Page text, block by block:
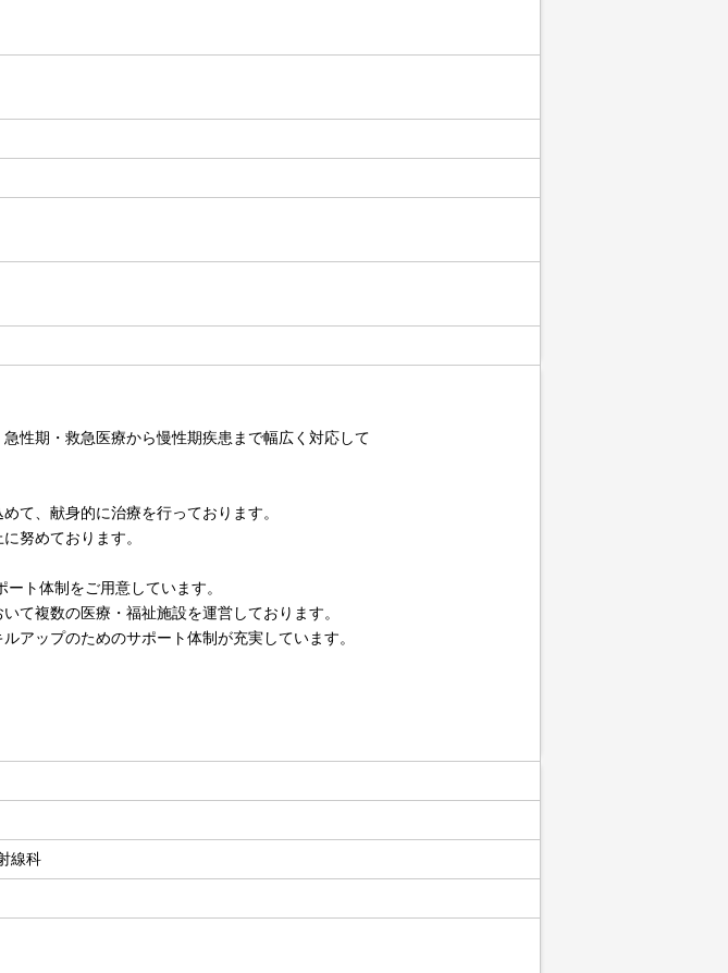
性期・救急医療から慢性期疾患まで幅広く対応して
て、献身的に治療を行っております。
努めております。
ト体制をご用意しています。
て複数の医療・福祉施設を運営しております。
アップのためのサポート体制が充実しています。
線科